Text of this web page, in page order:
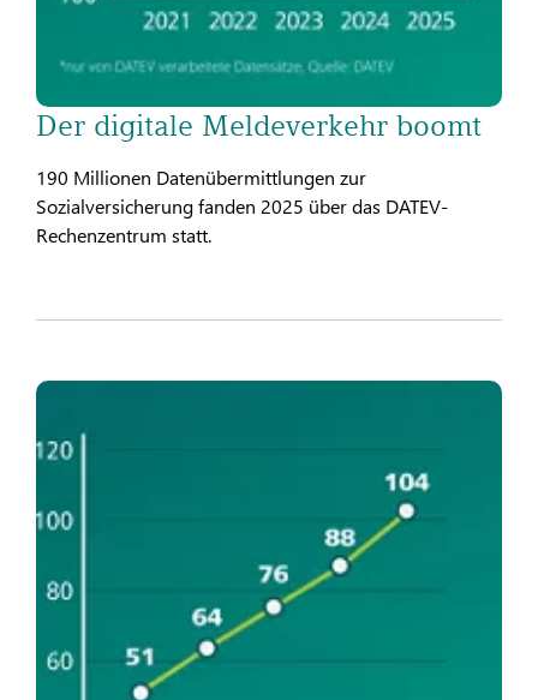
Der digitale Meldeverkehr boomt
190 Millionen Datenübermittlungen zur
Sozialversicherung fanden 2025 über das DATEV-
Rechenzentrum statt.